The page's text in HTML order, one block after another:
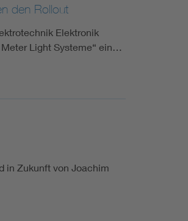
den Rollout
Elektronik
Meter Light Systeme“ ein…
in Zukunft von Joachim